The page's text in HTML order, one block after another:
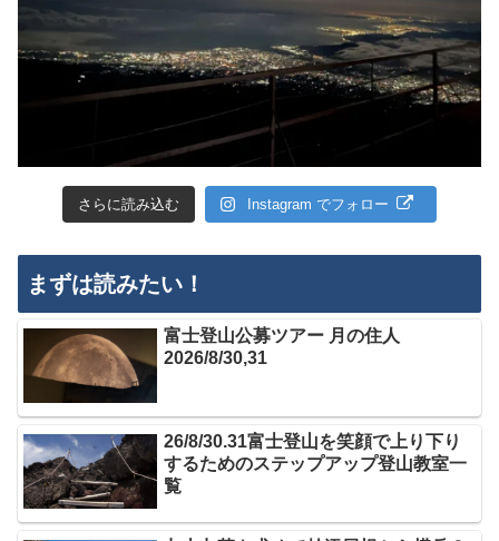
さらに読み込む Instagram でフォロー
まずは読みたい！
富士登山公募ツアー 月の住人
2026/8/30,31
26/8/30.31富士登山を笑顔で上り下り
するためのステップアップ登山教室一
覧